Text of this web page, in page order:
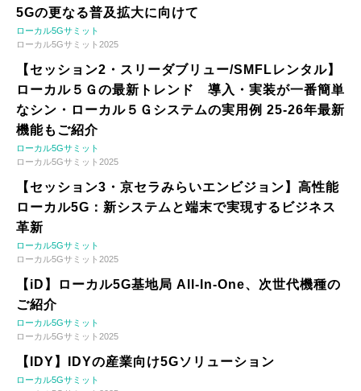
5Gの更なる普及拡大に向けて
ローカル5Gサミット
ローカル5Gサミット2025
【セッション2・スリーダブリュー/SMFLレンタル】
ローカル５Ｇの最新トレンド 導入・実装が一番簡単
なシン・ローカル５Ｇシステムの実用例 25-26年最新
機能もご紹介
ローカル5Gサミット
ローカル5Gサミット2025
【セッション3・京セラみらいエンビジョン】高性能
ローカル5G：新システムと端末で実現するビジネス
革新
ローカル5Gサミット
ローカル5Gサミット2025
【iD】ローカル5G基地局 All-In-One、次世代機種の
ご紹介
ローカル5Gサミット
ローカル5Gサミット2025
【IDY】IDYの産業向け5Gソリューション
ローカル5Gサミット